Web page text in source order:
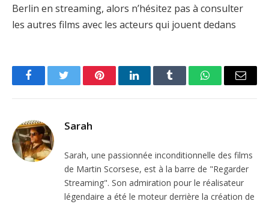
Berlin en streaming, alors n’hésitez pas à consulter
les autres films avec les acteurs qui jouent dedans
FacebookTwitter PinterestLinkedInTumblr WhatsAppEmail
Sarah
Sarah, une passionnée inconditionnelle des films
de Martin Scorsese, est à la barre de "Regarder
Streaming". Son admiration pour le réalisateur
légendaire a été le moteur derrière la création de